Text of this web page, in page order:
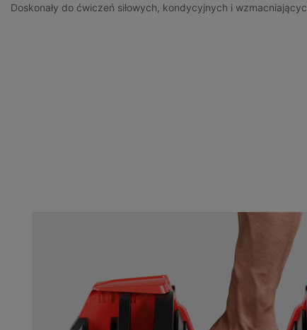
Doskonały do ćwiczeń siłowych, kondycyjnych i